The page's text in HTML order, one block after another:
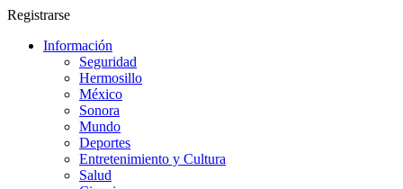
Registrarse
Información
Seguridad
Hermosillo
México
Sonora
Mundo
Deportes
Entretenimiento y Cultura
Salud